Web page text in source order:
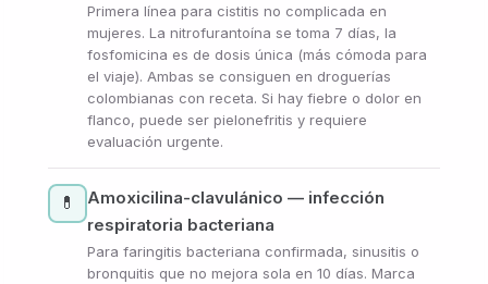
Primera línea para cistitis no complicada en
mujeres. La nitrofurantoína se toma 7 días, la
fosfomicina es de dosis única (más cómoda para
el viaje). Ambas se consiguen en droguerías
colombianas con receta. Si hay fiebre o dolor en
flanco, puede ser pielonefritis y requiere
evaluación urgente.
💊
Amoxicilina-clavulánico — infección
respiratoria bacteriana
Para faringitis bacteriana confirmada, sinusitis o
bronquitis que no mejora sola en 10 días. Marca